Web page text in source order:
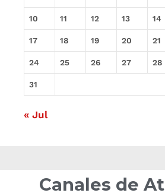
10 11 12 13 14
17 18 19 20 21
24 25 26 27 28
31
« Jul
Canales de